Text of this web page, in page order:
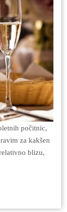
za kakšen
blizu,